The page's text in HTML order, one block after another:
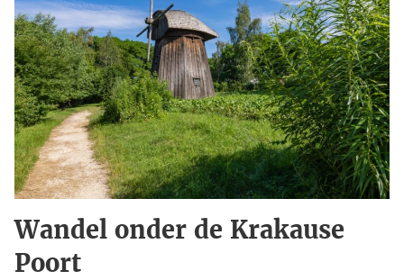
Wandel onder de Krakause
Poort